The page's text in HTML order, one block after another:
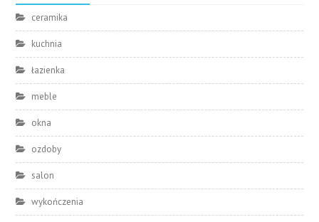
ceramika
kuchnia
łazienka
meble
okna
ozdoby
salon
wykończenia